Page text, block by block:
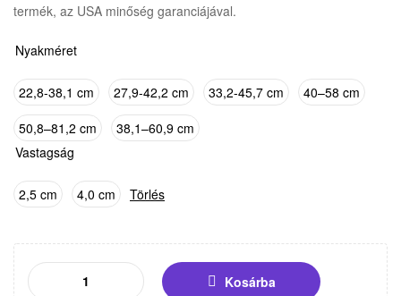
termék, az USA minőség garanciájával.
Nyakméret
22,8-38,1 cm 27,9-42,2 cm 33,2-45,7 cm
40–58 cm
50,8–81,2 cm
38,1–60,9 cm
Vastagság
2,5 cm 4,0 cm Törlés
Kosárba